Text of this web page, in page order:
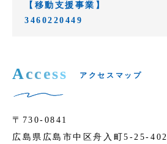
【移動支援事業】
3460220449
Access アクセスマップ
〒730-0841
広島県広島市中区舟入町5-25-402